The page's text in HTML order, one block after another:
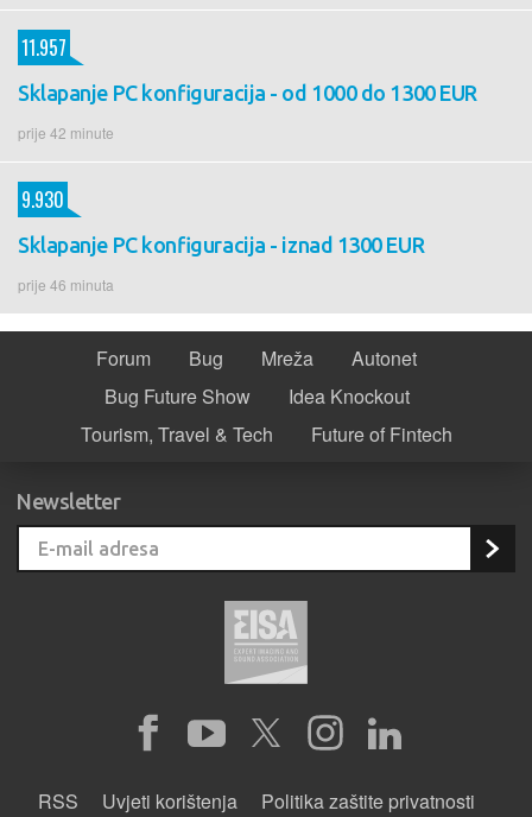
Sklapanje PC konfiguracija - od 1000 do 1300 EUR
prije 42 minute
11.957
Sklapanje PC konfiguracija - iznad 1300 EUR
prije 46 minuta
9.930
Forum Bug Mreža
Autonet
Bug Future Show
Idea Knockout
Tourism, Travel & Tech
Future of Fintech
Newsletter
RSS Uvjeti korištenja
Politika zaštite privatnosti